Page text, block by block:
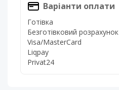
Варіанти оплати
Готівка
Безготівковий розрахунок
Visa/MasterCard
Liqpay
Privat24